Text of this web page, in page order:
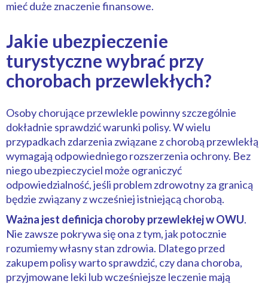
mieć duże znaczenie finansowe.
Jakie ubezpieczenie
turystyczne wybrać przy
chorobach przewlekłych?
Osoby chorujące przewlekle powinny szczególnie
dokładnie sprawdzić warunki polisy. W wielu
przypadkach zdarzenia związane z chorobą przewlekłą
wymagają odpowiedniego rozszerzenia ochrony. Bez
niego ubezpieczyciel może ograniczyć
odpowiedzialność, jeśli problem zdrowotny za granicą
będzie związany z wcześniej istniejącą chorobą.
Ważna jest definicja choroby przewlekłej w OWU.
Nie zawsze pokrywa się ona z tym, jak potocznie
rozumiemy własny stan zdrowia. Dlatego przed
zakupem polisy warto sprawdzić, czy dana choroba,
przyjmowane leki lub wcześniejsze leczenie mają